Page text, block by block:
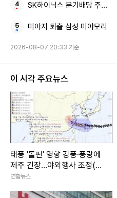
SK하이닉스 분기배당 주주환원
미야지 퇴출 삼성 미야모리
2026-08-07 20:33 기준
이 시각 주요뉴스
태풍 '돌핀' 영향 강풍·풍랑에
제주 긴장…야외행사 조정(종
합)
연합뉴스